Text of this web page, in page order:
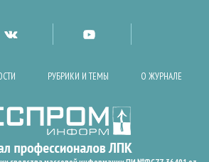
РУБРИКИ И ТЕМЫ О ЖУРНАЛЕ